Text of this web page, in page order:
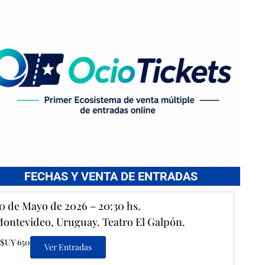
FECHAS Y VENTA DE ENTRADAS
de Mayo de 2026 – 20:30 hs.
Uruguay. Teatro El Galpón.
$UY 650 Ver Entradas